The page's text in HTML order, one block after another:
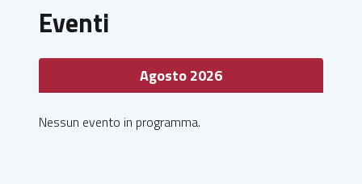
Eventi
Agosto 2026
Nessun evento in programma.